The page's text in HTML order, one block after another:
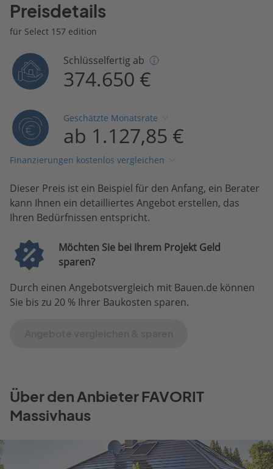
Preisdetails
für Select 157 edition
Schlüsselfertig ab
374.650 €
Geschätzte Monatsrate
ab 1.127,85 €
Finanzierungen kostenlos vergleichen
Dieser Preis ist ein Beispiel für den Anfang, ein Berater
kann Ihnen ein detailliertes Angebot erstellen, das
Ihren Bedürfnissen entspricht.
Möchten Sie bei Ihrem Projekt Geld
sparen?
Durch einen Angebotsvergleich mit Bauen.de können
Sie bis zu 20 % Ihrer Baukosten sparen.
Über den Anbieter FAVORIT
Massivhaus